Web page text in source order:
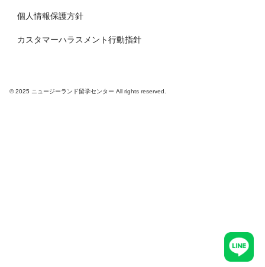
個人情報保護方針
カスタマーハラスメント行動指針
© 2025 ニュージーランド留学センター All rights reserved.